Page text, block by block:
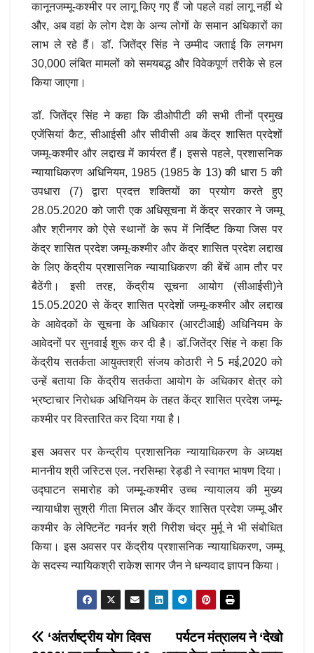
कानूनजम्मू-कश्मीर पर लागू किए गए हैं जो पहले वहां लागू नहीं थे
और, अब वहां के लोग देश के अन्य लोगों के समान अधिकारों का
लाभ ले रहे हैं। डॉ. जितेंद्र सिंह ने उम्मीद जताई कि लगभग
30,000 लंबित मामलों को समयबद्ध और विवेकपूर्ण तरीके से हल
किया जाएगा।
डॉ. जितेंद्र सिंह ने कहा कि डीओपीटी की सभी तीनों प्रमुख
एजेंसियां कैट, सीआईसी और सीवीसी ​​अब केंद्र शासित प्रदेशों
जम्मू-कश्मीर और लद्दाख में कार्यरत हैं। इससे पहले, प्रशासनिक
न्यायाधिकरण अधिनियम, 1985 (1985 के 13) की धारा 5 की
उपधारा (7) द्वारा प्रदत्त शक्तियों का प्रयोग करते हुए
28.05.2020 को जारी एक अधिसूचना में केंद्र सरकार ने जम्मू
और श्रीनगर को ऐसे स्थानों के रूप में निर्दिष्ट किया जिस पर
केंद्र शासित प्रदेश जम्मू-कश्मीर और केंद्र शासित प्रदेश लद्दाख
के लिए केंद्रीय प्रशासनिक न्यायाधिकरण की बेंचें आम तौर पर
बैठेंगी। इसी तरह, केंद्रीय सूचना आयोग (सीआईसी)ने
15.05.2020 से केंद्र शासित प्रदेशों जम्मू-कश्मीर और लद्दाख
के आवेदकों के सूचना के अधिकार (आरटीआई) अधिनियम के
आवेदनों पर सुनवाई शुरू कर दी है। डॉ.जितेंद्र सिंह ने कहा कि
केंद्रीय सतर्कता आयुक्तश्री संजय कोठारी ने 5 मई,2020 को
उन्हें बताया कि केंद्रीय सतर्कता आयोग के अधिकार क्षेत्र को
भ्रष्टाचार निरोधक अधिनियम के तहत केंद्र शासित प्रदेश जम्मू-
कश्मीर पर विस्तारित कर दिया गया है।
इस अवसर पर केन्द्रीय प्रशासनिक न्यायाधिकरण के अध्यक्ष
माननीय श्री जस्टिस एल. नरसिम्हा रेड्डी ने स्वागत भाषण दिया।
उद्घाटन समारोह को जम्मू-कश्मीर उच्च न्यायालय की मुख्य
न्यायाधीश सुश्री गीता मित्तल और केंद्र शासित प्रदेश जम्मू और
कश्मीर के लेफ्टिनेंट गवर्नर श्री गिरीश चंद्र मुर्मू ने भी संबोधित
किया। इस अवसर पर केंद्रीय प्रशासनिक न्यायाधिकरण, जम्मू
के सदस्य न्यायिकश्री राकेश सागर जैन ने धन्यवाद ज्ञापन किया।
Post
पर्यटन मंत्रालय ने ‘देखो
‘अंतर्राष्ट्रीय योग दिवस